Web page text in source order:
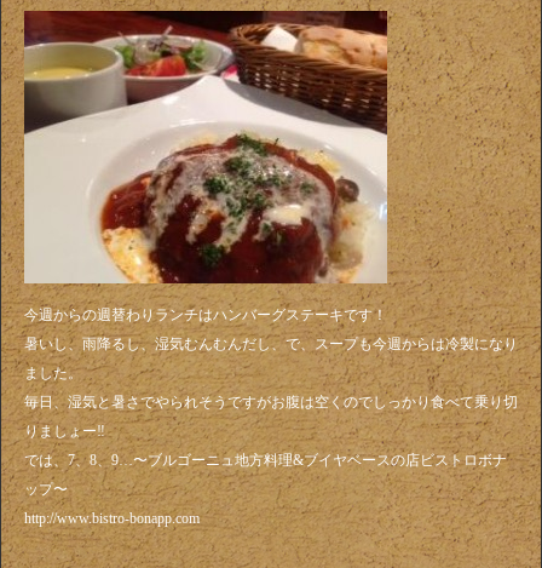
今週からの週替わりランチはハンバーグステーキです！
暑いし、雨降るし、湿気むんむんだし、で、スープも今週からは冷製になり
ました。
毎日、湿気と暑さでやられそうですがお腹は空くのでしっかり食べて乗り切
りましょー‼️
では、7、8、9…〜ブルゴーニュ地方料理&ブイヤベースの店ビストロボナ
ップ〜
http://www.bistro-bonapp.com